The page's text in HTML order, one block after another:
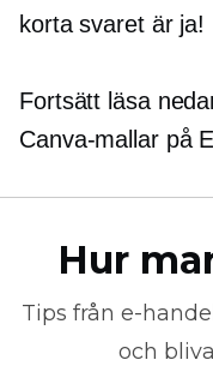
korta svaret är ja!
Fortsätt läsa
Canva-mallar på
Hur
Tips från e-handel
och